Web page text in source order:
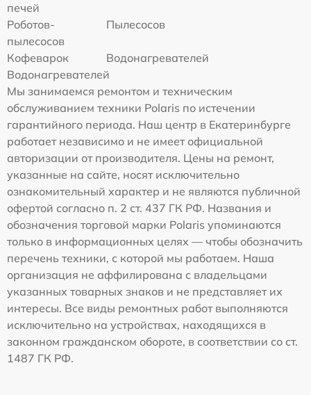
печей
Роботов-
пылесосов
Пылесосов
Кофеварок
Водонагревателей
Водонагревателей
Мы занимаемся ремонтом и техническим
обслуживанием техники Polaris по истечении
гарантийного периода. Наш центр в Екатеринбурге
работает независимо и не имеет официальной
авторизации от производителя. Цены на ремонт,
указанные на сайте, носят исключительно
ознакомительный характер и не являются публичной
офертой согласно п. 2 ст. 437 ГК РФ. Названия и
обозначения торговой марки Polaris упоминаются
только в информационных целях — чтобы обозначить
перечень техники, с которой мы работаем. Наша
организация не аффилирована с владельцами
указанных товарных знаков и не представляет их
интересы. Все виды ремонтных работ выполняются
исключительно на устройствах, находящихся в
законном гражданском обороте, в соответствии со ст.
1487 ГК РФ.